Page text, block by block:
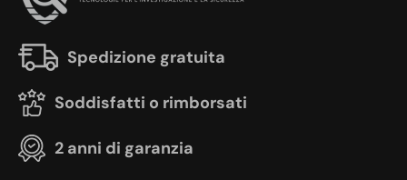
Spedizione gratuita
Soddisfatti o rimborsati
2 anni di garanzia